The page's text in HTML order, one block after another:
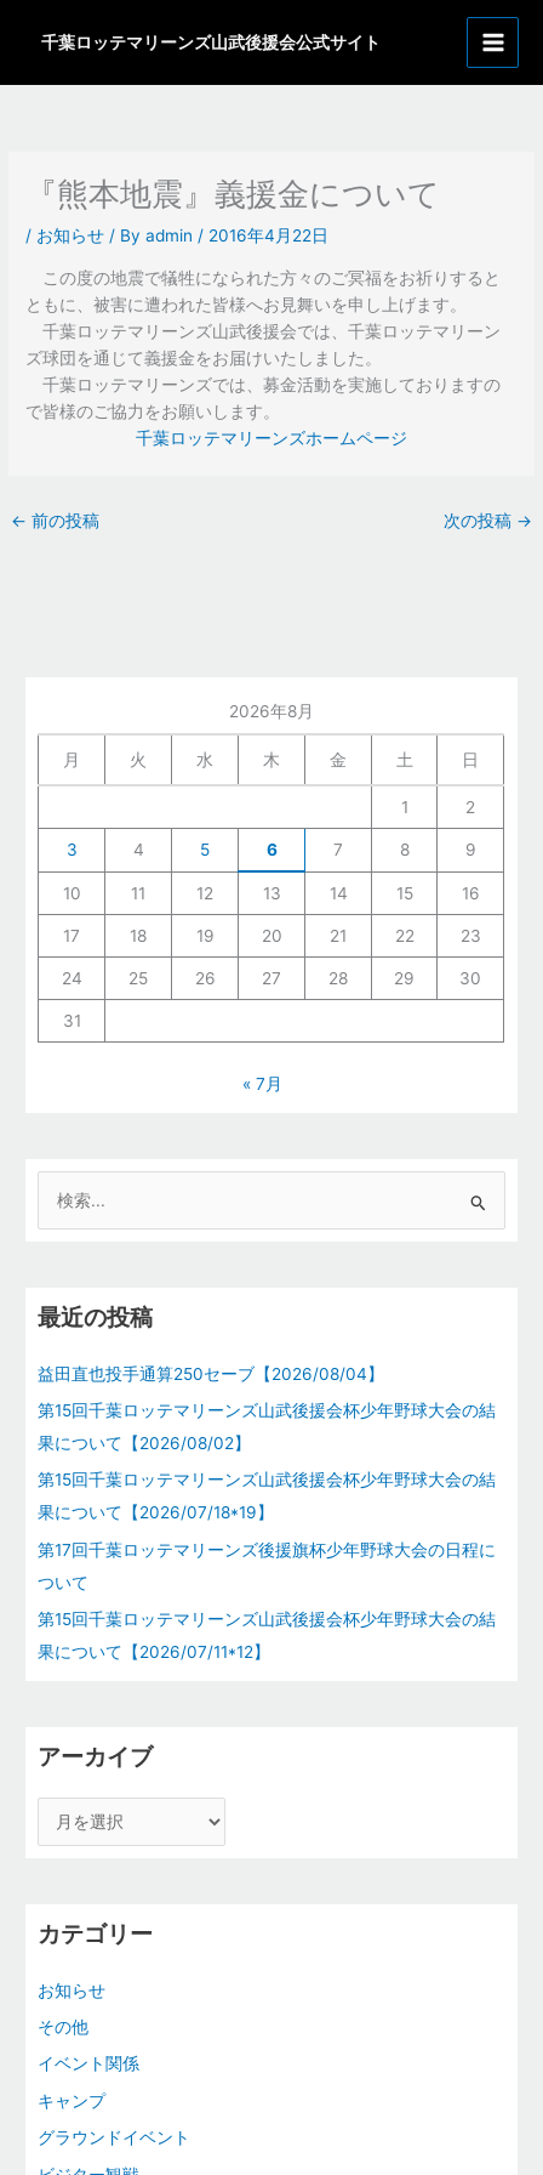
千葉ロッテマリーンズ山武後援会公式サイト
『熊本地震』義援金について
/ お知らせ / Byadmin/ 2016年4月22日
この度の地震で犠牲になられた方々のご冥福をお祈りすると
ともに、被害に遭われた皆様へお見舞いを申し上げます。
千葉ロッテマリーンズ山武後援会では、千葉ロッテマリーン
ズ球団を通じて義援金をお届けいたしました。
千葉ロッテマリーンズでは、募金活動を実施しておりますの
で皆様のご協力をお願いします。
千葉ロッテマリーンズホームページ
← 前の投稿 次の投稿 →
2026年8月
月 火 水 木 金 土 日
1 2
3 4 5 6 7 8 9
10 11 12 13 14 15 16
17 18 19 20 21 22 23
24 25 26 27 28 29 30
31
« 7月
象
最近の投稿
益田直也投手通算250セーブ【2026/08/04】
第15回千葉ロッテマリーンズ山武後援会杯少年野球大会の結
果について【2026/08/02】
第15回千葉ロッテマリーンズ山武後援会杯少年野球大会の結
果について【2026/07/18*19】
第17回千葉ロッテマリーンズ後援旗杯少年野球大会の日程に
ついて
第15回千葉ロッテマリーンズ山武後援会杯少年野球大会の結
果について【2026/07/11*12】
アーカイブ
ー
カテゴリー
お知らせ
その他
イベント関係
キャンプ
グラウンドイベント